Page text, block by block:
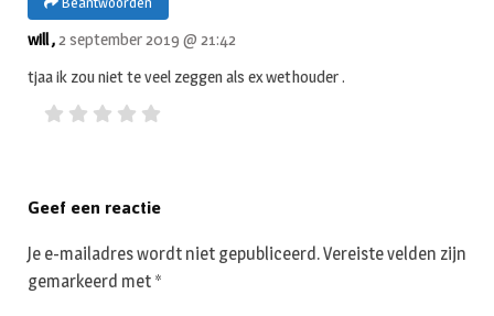
will ,2 september 2019 @ 21:42
tjaa ik zou niet te veel zeggen als ex wethouder .
Geef een reactie
Je e-mailadres wordt niet gepubliceerd.Vereiste velden zijn
gemarkeerd met *